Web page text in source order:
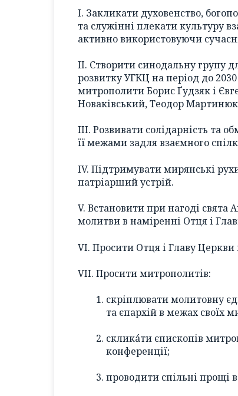
I. Закликати духовенство,
та служінні плекати культуру
активно використовуючи
II. Створити синодальну групу
розвитку УГКЦ на період до
митрополити Борис Ґудзяк і
Новаківський, Теодор
III. Розвивати солідарність та
її межами задля взаємного
IV. Підтримувати мирянські
патріарший устрій.
V. Встановити при нагоді свята
молитви в наміренні Отця і
VI. Просити Отця і Главу
VII. Просити митрополитів:
скріплювати молитовну
та єпархій в межах своїх
скликáти єпископів
конференції;
проводити спільні прощі